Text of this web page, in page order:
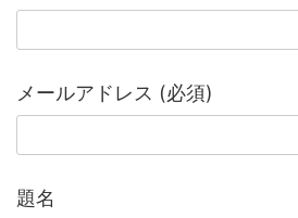
メールアドレス (必須)
題名